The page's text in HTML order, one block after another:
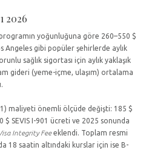
2026
yoğunluğuna göre 260–550 $
Angeles gibi popüler şehirlerde aylık
sağlık sigortası için aylık yaklaşık
gideri (yeme-içme, ulaşım) ortalama
maliyeti önemli ölçüde değişti: 185 $
$ SEVIS I-901 ücreti ve 2025 sonunda
Integrity Feeeklendi. Toplam resmi
18 saatin altındaki kurslar için ise B-